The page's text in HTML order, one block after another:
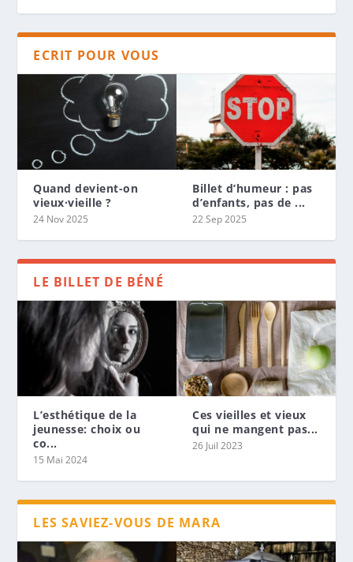
ECRIT POUR VOUS
Quand devient-on
vieux·vieille ?
24 Nov 2025
Billet d’humeur : pas
d’enfants, pas de ...
22 Sep 2025
LE BILLET DE BÉNÉ
L’esthétique de la
jeunesse: choix ou
co...
15 Mai 2024
Ces vieilles et vieux
qui ne mangent pas...
26 Juil 2023
LES SAVIEZ-VOUS DE MARA